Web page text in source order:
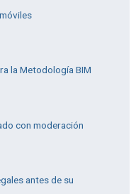
la Metodología BIM
con moderación
antes de su